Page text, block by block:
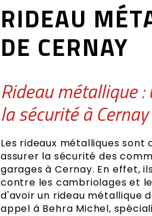
RIDEAU
DE CERNAY
Rideau métallique
la sécurité à Cernay
Les rideaux métalliques sont
assurer la sécurité des
garages à Cernay. En effet,
contre les cambriolages et
d'avoir un rideau métallique
appel à Behra Michel,